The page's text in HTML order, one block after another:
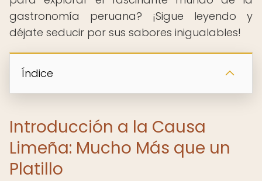
gastronomía peruana? ¡Sigue leyendo y
déjate seducir por sus sabores inigualables!
Índice
Introducción a la Causa
Limeña: Mucho Más que un
Platillo